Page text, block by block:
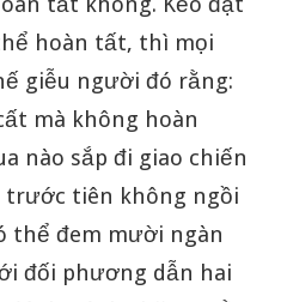
hoàn tất, thì mọi
giễu người đó rằng:
mà không hoàn
nào sắp đi giao chiến
trước tiên không ngồi
thể đem mười ngàn
đối phương dẫn hai